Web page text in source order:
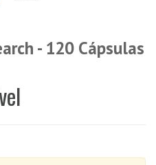
- 120 Cápsulas